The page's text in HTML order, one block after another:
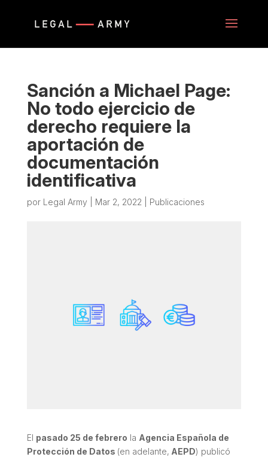
Sanción a Michael Page:
No todo ejercicio de
derecho requiere la
aportación de
documentación
identificativa
por Legal Army Mar 2, 2022 Publicaciones
El pasado 25 de febrero la Agencia Española de
Protección de Datos (en adelante, AEPD) publicó